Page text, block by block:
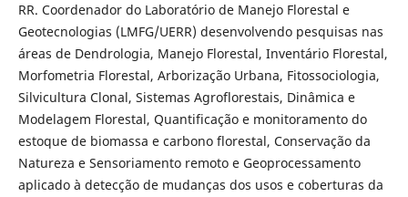
RR. Coordenador do Laboratório de Manejo Florestal e
Geotecnologias (LMFG/UERR) desenvolvendo pesquisas nas
áreas de Dendrologia, Manejo Florestal, Inventário Florestal,
Morfometria Florestal, Arborização Urbana, Fitossociologia,
Silvicultura Clonal, Sistemas Agroflorestais, Dinâmica e
Modelagem Florestal, Quantificação e monitoramento do
estoque de biomassa e carbono florestal, Conservação da
Natureza e Sensoriamento remoto e Geoprocessamento
aplicado à detecção de mudanças dos usos e coberturas da